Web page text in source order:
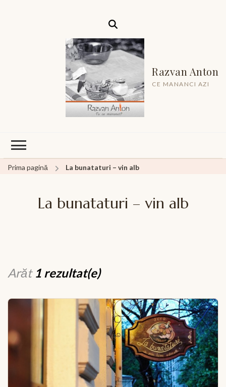
Razvan Anton
CE MANANCI AZI
Prima pagină La bunataturi – vin alb
La bunataturi – vin alb
Arăt 1 rezultat(e)